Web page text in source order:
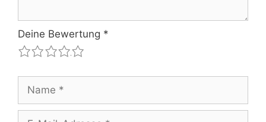
Deine Bewertung *
4
3
2
1
Name